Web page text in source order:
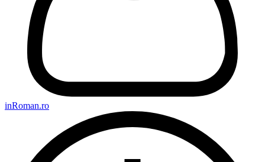
inRoman.ro